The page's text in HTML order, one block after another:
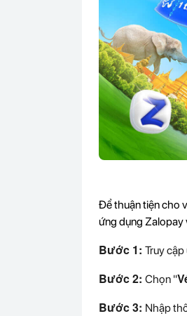
Để thuận tiện cho
ứng dụng Zalopay
Bước 1: Truy
Bước 2: Chọn "
Bước 3: Nhập